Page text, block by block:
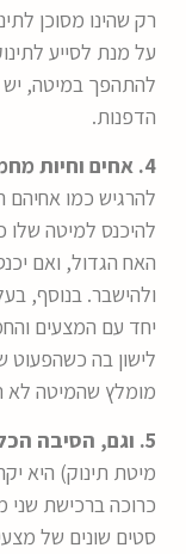
רק שהינו מסוכן
על מנת לסייע
הדפנות.
4. אחים וחיות מחמד
להרגיש כמו אחיהם
להיכנס למיטה
האח הגדול, ואם
ולהישבר. בנוסף,
יחד עם המצעים
לישון בה
מומלץ שהמיטה לא
5. וגם, הסיבה הכלכלית
מיטת תינוק) היא
כרוכה ברכישת שני
סטים שונים של